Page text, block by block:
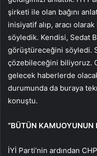
şirketi ile olan bağını
inisiyatif alıp, aracı
söyledik. Kendisi, Sedat
görüştüreceğini söyledi.
çözebileceğini biliyoruz.
gelecek haberlerde
durumunda da buraya
konuştu.
“BÜTÜN KAMUOYUNUN
İYİ Parti’nin ardından